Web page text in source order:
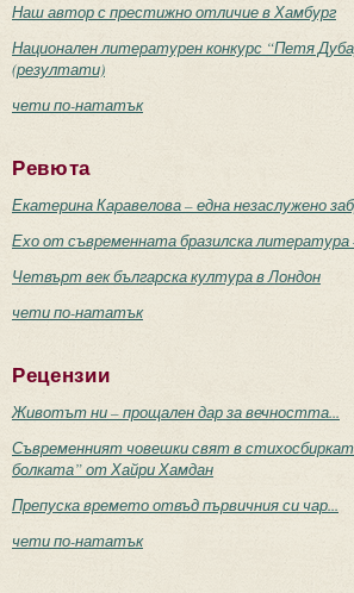
Наш автор с престижно отличие в Хамбург
Национален литературен конкурс “Петя
(резултати)
чети по-нататък
Ревюта
Екатерина Каравелова – една незаслужено
Ехо от съвременната бразилска литература
Четвърт век българска култура в Лондон
чети по-нататък
Рецензии
Животът ни – прощален дар за вечността...
Съвременният човешки свят в
болката” от Хайри Хамдан
Препуска времето отвъд първичния си чар...
чети по-нататък